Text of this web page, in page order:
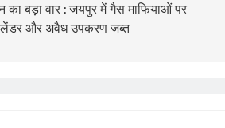
का बड़ा वार : जयपुर में गैस माफियाओं पर
और अवैध उपकरण जब्त